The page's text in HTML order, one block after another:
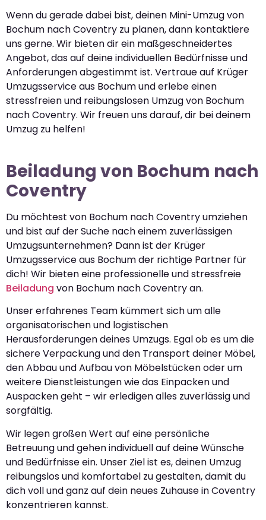
Wenn du gerade dabei bist, deinen Mini-Umzug von
Bochum nach Coventry zu planen, dann kontaktiere
uns gerne. Wir bieten dir ein maßgeschneidertes
Angebot, das auf deine individuellen Bedürfnisse und
Anforderungen abgestimmt ist. Vertraue auf Krüger
Umzugsservice aus Bochum und erlebe einen
stressfreien und reibungslosen Umzug von Bochum
nach Coventry. Wir freuen uns darauf, dir bei deinem
Umzug zu helfen!
Beiladung von Bochum nach
Coventry
Du möchtest von Bochum nach Coventry umziehen
und bist auf der Suche nach einem zuverlässigen
Umzugsunternehmen? Dann ist der Krüger
Umzugsservice aus Bochum der richtige Partner für
dich! Wir bieten eine professionelle und stressfreie
Beiladung von Bochum nach Coventry an.
Unser erfahrenes Team kümmert sich um alle
organisatorischen und logistischen
Herausforderungen deines Umzugs. Egal ob es um die
sichere Verpackung und den Transport deiner Möbel,
den Abbau und Aufbau von Möbelstücken oder um
weitere Dienstleistungen wie das Einpacken und
Auspacken geht – wir erledigen alles zuverlässig und
sorgfältig.
Wir legen großen Wert auf eine persönliche
Betreuung und gehen individuell auf deine Wünsche
und Bedürfnisse ein. Unser Ziel ist es, deinen Umzug
reibungslos und komfortabel zu gestalten, damit du
dich voll und ganz auf dein neues Zuhause in Coventry
konzentrieren kannst.